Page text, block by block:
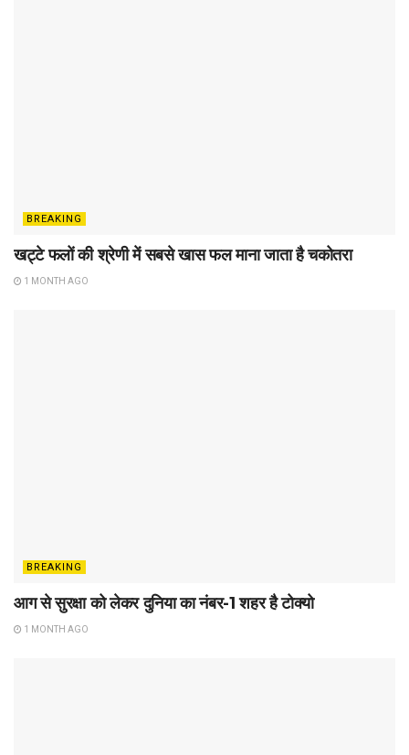
BREAKING
खट्टे फलों की श्रेणी में सबसे खास फल माना जाता है चकोतरा
1 MONTH AGO
BREAKING
आग से सुरक्षा को लेकर दुनिया का नंबर-1 शहर है टोक्यो
1 MONTH AGO